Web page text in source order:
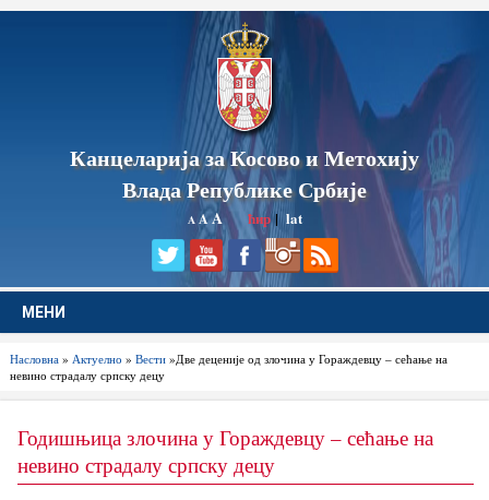
Канцеларија за Косово и Метохију
Влада Републике Србије
A AA ћир|lat
МЕНИ
Насловна» Актуелно » Вести»Две деценије од злочина у Гораждевцу – сећање на
невино страдалу српску децу
Годишњица злочина у Гораждевцу – сећање на
невино страдалу српску децу